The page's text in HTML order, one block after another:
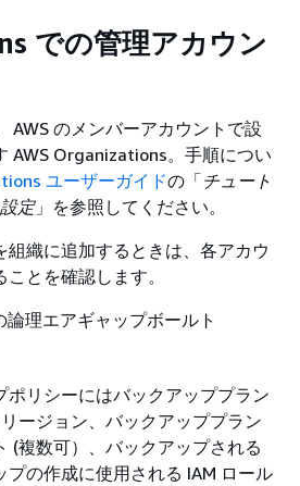
での管理アカウン
、 AWS のメンバーアカウントで設
AWS Organizations。手順につい
ユーザーガイドの「チュート
定」を参照してください。
組織に追加するときは、各アカウ
とを確認します。
論理エアギャップボールト
ポリシーにはバックアッププラン
ージョン、バックアッププラン
(複数可）、バックアップされる
プの作成に使用される IAM ロール